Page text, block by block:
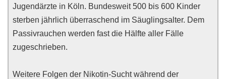
Jugendärzte in Köln. Bundesweit 500 bis 600 Kinder
sterben jährlich überraschend im Säuglingsalter. Dem
Passivrauchen werden fast die Hälfte aller Fälle
zugeschrieben.
Weitere Folgen der Nikotin-Sucht während der